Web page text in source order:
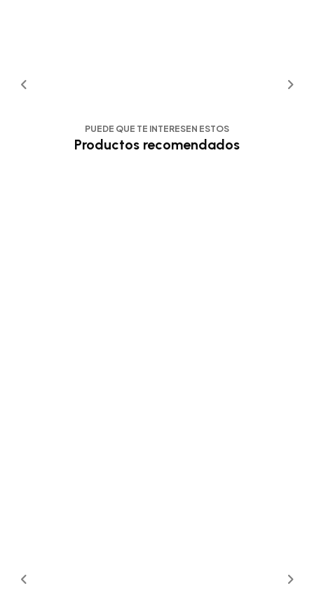
PUEDE QUE TE INTERESEN ESTOS
Productos recomendados